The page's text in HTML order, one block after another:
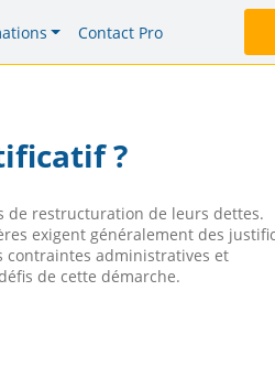
Contact Pro
?
de restructuration de leurs dettes.
exigent généralement des
contraintes administratives et
de cette démarche.